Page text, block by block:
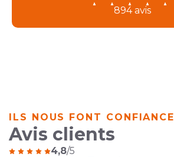
894 avis
ILS NOUS FONT CONFIANCE
Avis clients
4,8/5